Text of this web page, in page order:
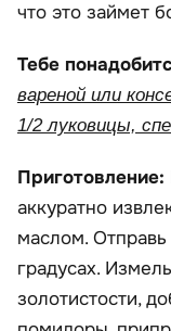
что это займет
Тебе
вареной или
1/2 луковицы,
Приготовление:
аккуратно
маслом. Отправь
градусах.
золотистости,